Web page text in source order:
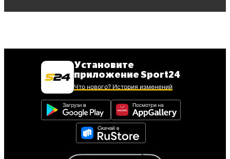
Установите
приложение Sport24
Что нового? История изменений